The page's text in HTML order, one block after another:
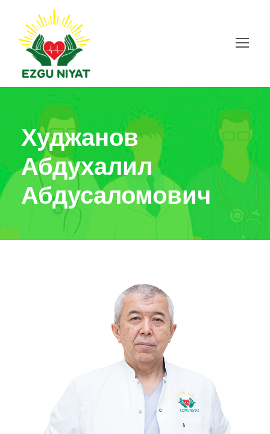
Худжанов
Абдухалил
Абдусаломович